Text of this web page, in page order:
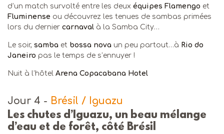
d’un match survolté entre les deux équipes Flamengo et
Fluminense ou découvrez les tenues de sambas primées
lors du dernier carnaval à la Samba City…
Le soir, samba et bossa nova un peu partout…à Rio do
Janeiro pas le temps de s’ennuyer !
Nuit à l’hôtel Arena Copacabana Hotel
Jour 4 - Brésil / Iguazu
Les chutes d’Iguazu, un beau mélange
d’eau et de forêt, côté Brésil